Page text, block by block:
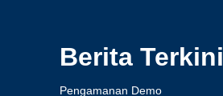
Berita Terkini
Pengamanan Demo